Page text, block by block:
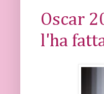
Oscar
l'ha